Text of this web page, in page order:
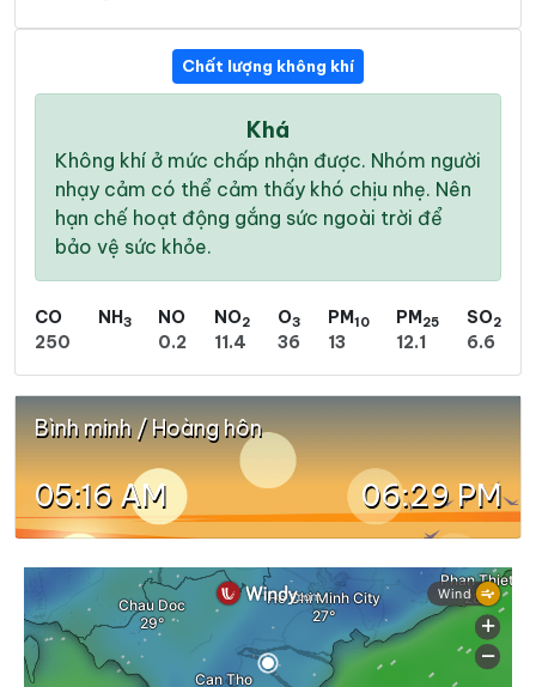
Chất lượng không khí
Khá
Không khí ở mức chấp nhận được. Nhóm người
nhạy cảm có thể cảm thấy khó chịu nhẹ. Nên
hạn chế hoạt động gắng sức ngoài trời để
bảo vệ sức khỏe.
CO
250
NH3
NO
0.2
NO2
11.4
O3
36
PM10
13
PM25
12.1
SO2
6.6
Bình minh / Hoàng hôn
05:16 AM 06:29 PM